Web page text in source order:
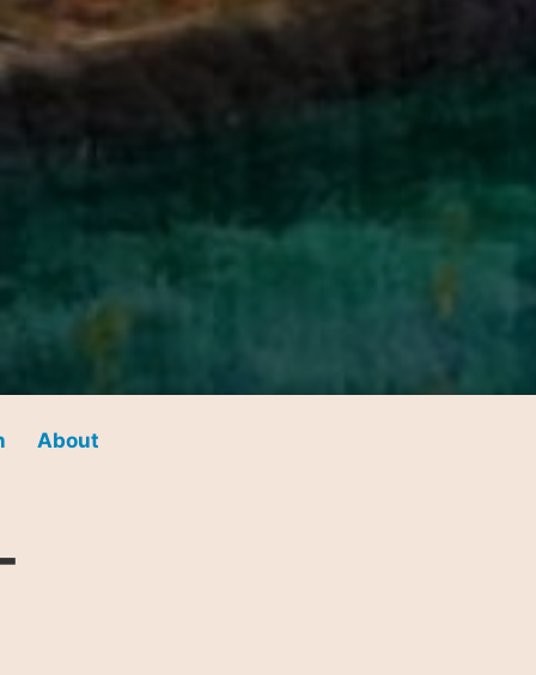
About